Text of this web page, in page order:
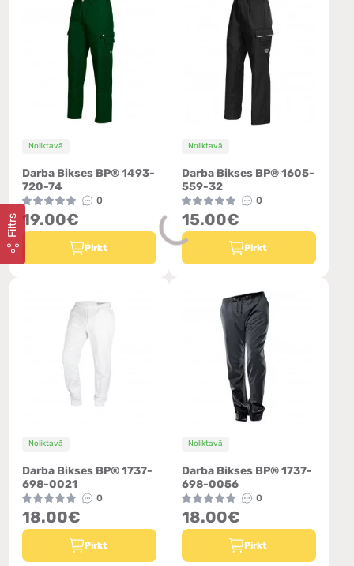
Filtrs
Noliktavā
Darba Bikses BP® 1493-
720-74
0
19.00€
Pirkt
Noliktavā
Darba Bikses BP® 1605-
559-32
0
15.00€
Pirkt
Noliktavā
Darba Bikses BP® 1737-
698-0021
0
18.00€
Pirkt
Noliktavā
Darba Bikses BP® 1737-
698-0056
0
18.00€
Pirkt